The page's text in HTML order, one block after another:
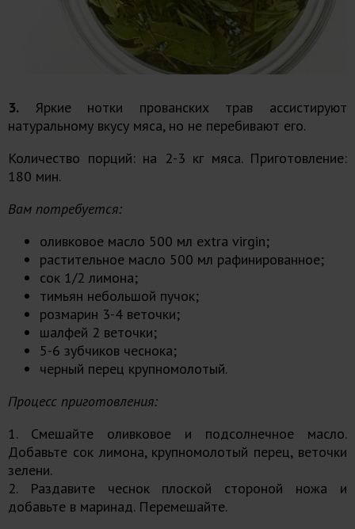
3. Яркие нотки прованских трав ассистируют
натуральному вкусу мяса, но не перебивают его.
Количество порций: на 2-3 кг мяса. Приготовление:
180 мин.
Вам потребуется:
оливковое масло 500 мл extra virgin;
растительное масло 500 мл рафинированное;
сок 1/2 лимона;
тимьян небольшой пучок;
розмарин 3-4 веточки;
шалфей 2 веточки;
5-6 зубчиков чеснока;
черный перец крупномолотый.
Процесс приготовления:
1. Смешайте оливковое и подсолнечное масло.
Добавьте сок лимона, крупномолотый перец, веточки
зелени.
2. Раздавите чеснок плоской стороной ножа и
добавьте в маринад. Перемешайте.